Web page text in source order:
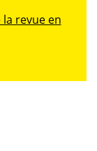
revue en